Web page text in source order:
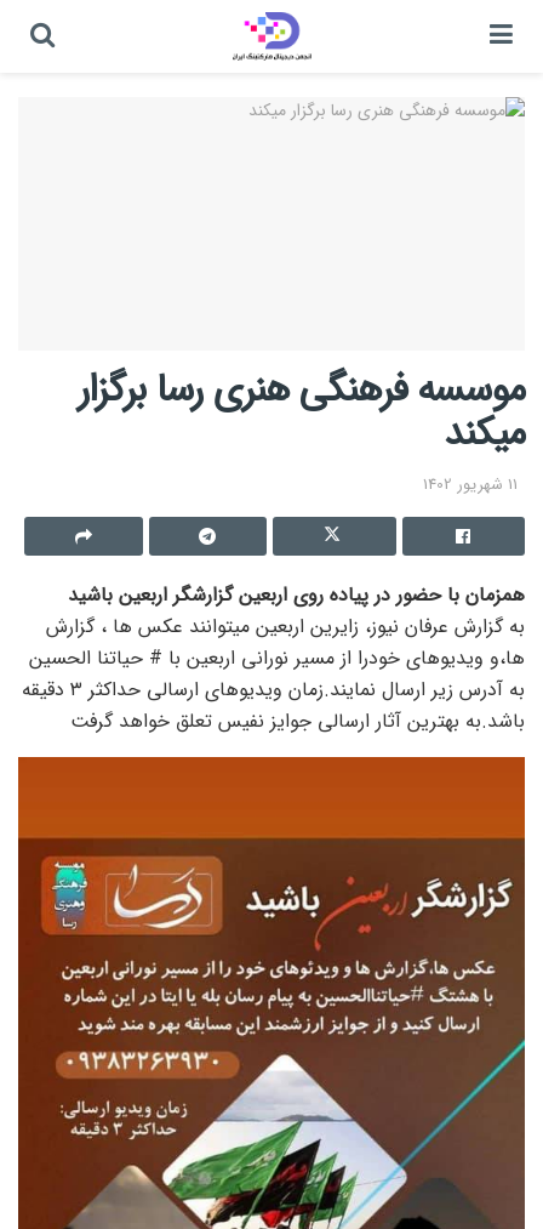
موسسه فرهنگی هنری رسا برگزار
میکند
11 شهریور 1402
همزمان با حضور در پیاده روی اربعین گزارشگر اربعین باشید
به گزارش عرفان نیوز، زایرین اربعین میتوانند عکس ها ، گزارش
ها،و ویدیوهای خودرا از مسیر نورانی اربعین با # حیاتنا الحسین
به آدرس زیر ارسال نمایند.زمان ویدیوهای ارسالی حداکثر ۳ دقیقه
باشد.به بهترین آثار ارسالی جوایز نفیس تعلق خواهد گرفت